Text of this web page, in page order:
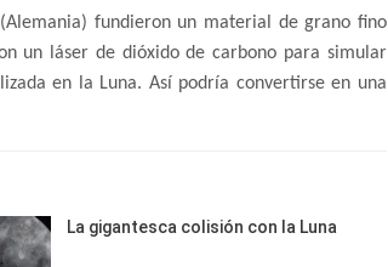
fundieron un material de grano fino
un láser de dióxido de carbono para simular
en la Luna. Así podría convertirse en una
La gigantesca colisión con la Luna